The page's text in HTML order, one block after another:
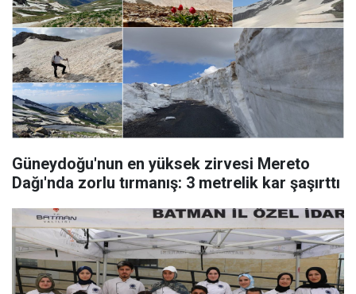
Güneydoğu'nun en yüksek zirvesi Mereto
Dağı'nda zorlu tırmanış: 3 metrelik kar şaşırttı